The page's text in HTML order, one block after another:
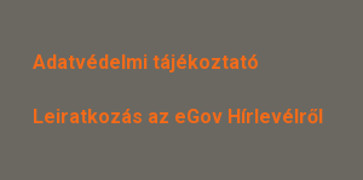
Adatvédelmi tájékoztató
Leiratkozás az eGov Hírlevélről